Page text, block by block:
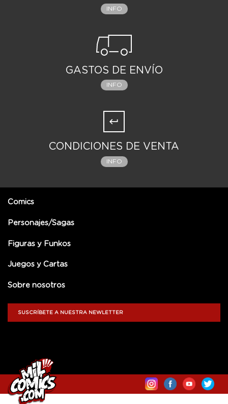
INFO
GASTOS DE ENVÍO
INFO
CONDICIONES DE VENTA
INFO
Comics
Personajes/Sagas
Figuras y Funkos
Juegos y Cartas
Sobre nosotros
SUSCRÍBETE A NUESTRA NEWLETTER